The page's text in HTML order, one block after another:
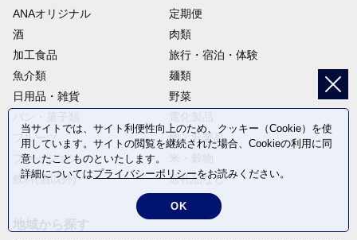
ANAオリジナル
定期便
酒
肉類
加工食品
旅行・宿泊・体験
魚介類
麺類
日用品・雑貨
野菜
フルーツ
卵・乳製品
ファッション
飲料(酒以外)
返礼品なし
当サイトでは、サイト利便性向上のため、クッキー（Cookie）を使
用しています。サイトの閲覧を継続された場合、Cookieの利用に同
意したことものといたします。
詳細についてはプライバシーポリシーをお読みください。
OK